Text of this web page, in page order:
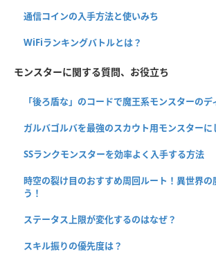
通信コインの入手方法と使いみち
WiFiランキングバトルとは？
モンスターに関する質問、お役立ち
「後ろ盾な」のコードで魔王系モンスターのデ
ガルバゴルバを最強のスカウト用モンスターに
SSランクモンスターを効率よく入手する方法
時空の裂け目のおすすめ周回ルート！異世界の
う！
ステータス上限が変化するのはなぜ？
スキル振りの優先度は？